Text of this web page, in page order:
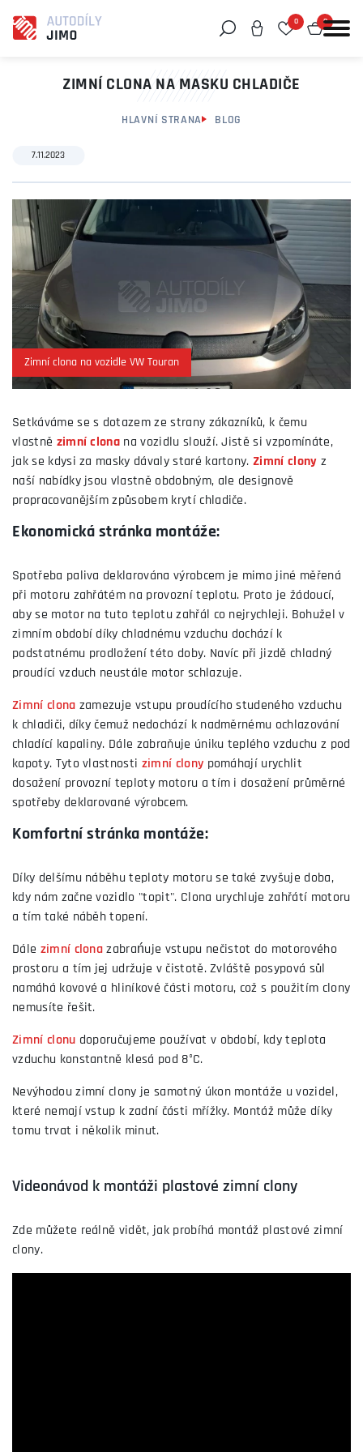
0 0
ZIMNÍ CLONA NA MASKU CHLADIČE
HLAVNÍ STRANA BLOG
7.11.2023
Zimní clona na vozidle VW Touran
Setkáváme se s dotazem ze strany zákazníků, k čemu
vlastně zimní clona na vozidlu slouží. Jistě si vzpomínáte,
jak se kdysi za masky dávaly staré kartony.Zimní clony z
naší nabídky jsou vlastně obdobným, ale designově
propracovanějším způsobem krytí chladiče.
Ekonomická stránka montáže:
Spotřeba paliva deklarována výrobcem je mimo jiné měřená
při motoru zahřátém na provozní teplotu. Proto je žádoucí,
aby se motor na tuto teplotu zahřál co nejrychleji. Bohužel v
zimním období díky chladnému vzduchu dochází k
podstatnému prodložení této doby. Navíc při jizdě chladný
proudící vzduch neustále motor schlazuje.
Zimní clona zamezuje vstupu proudícího studeného vzduchu
k chladiči, díky čemuž nedochází k nadměrnému ochlazování
chladící kapaliny. Dále zabraňuje úniku teplého vzduchu z pod
kapoty. Tyto vlastnosti zimní clony pomáhají urychlit
dosažení provozní teploty motoru a tím i dosažení průměrné
spotřeby deklarované výrobcem.
Komfortní stránka montáže:
Díky delšímu náběhu teploty motoru se také zvyšuje doba,
kdy nám začne vozidlo "topit". Clona urychluje zahřátí motoru
a tím také náběh topení.
Dále zimní clona zabrańuje vstupu nečistot do motorového
prostoru a tím jej udržuje v čistotě. Zvláště posypová sůl
namáhá kovové a hliníkové části motoru, což s použitím clony
nemusíte řešit.
Zimní clonu doporučujeme používat v období, kdy teplota
vzduchu konstantně klesá pod 8°C.
Nevýhodou zimní clony je samotný úkon montáže u vozidel,
které nemají vstup k zadní části mřížky. Montáž může díky
tomu trvat i několik minut.
Videonávod k montáži plastové zimní clony
Zde můžete reálně vidět, jak probíhá montáž plastové zimní
clony.
Můžeme vám pomoci něco najít?